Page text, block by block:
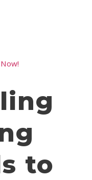
to